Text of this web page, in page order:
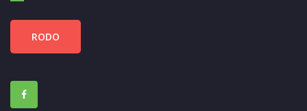
RODO